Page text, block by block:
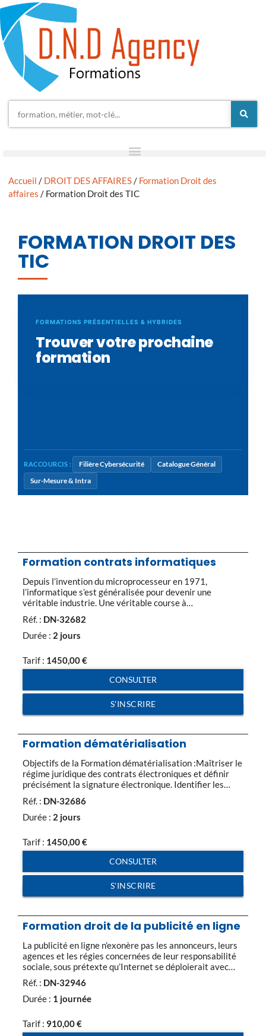
Accueil / DROIT DES AFFAIRES/ Formation Droit des
affaires / Formation Droit des TIC
FORMATION DROIT DES
TIC
FORMATIONS PRÉSENTIELLES & HYBRIDES
Trouver votre prochaine
formation
RACCOURCIS : Filière Cybersécurité
Catalogue Général
Sur-Mesure & Intra
Formation contrats informatiques
Depuis l’invention du microprocesseur en 1971,
l’informatique s’est généralisée pour devenir une
véritable industrie. Une véritable course à
matérielles que logicielles a alors commencé. Le droit
contractuel n’est pas resté en marge de ces évolutions,
existent actuellement en témoigne. La phase
précontractuelle […]
Réf. : DN-32682
Durée : 2 jours
Tarif : 1450,00€
CONSULTER
S'INSCRIRE
Formation dématérialisation
Objectifs de la Formation dématérialisation :Maîtriser le
régime juridique des contrats électroniques et définir
précisément la signature électronique. Identifier les
électroniques. Mettre en place une politique cohérente
d’archivage électronique pour les contrats et les
dématérialisation. Sécuriser juridiquement la
dématérialisation des contrats et des documents Cerner
Réf. : DN-32686
Durée : 2 jours
Tarif : 1450,00€
CONSULTER
S'INSCRIRE
Formation droit de la publicité en ligne
La publicité en ligne n’exonère pas les annonceurs, leurs
agences et les régies concernées de leur responsabilité
sociale, sous prétexte qu’Internet se déploierait avec
loi sur l’économie numérique du 21 juin 2004 édicte que
toute publicité sur Internet doit pouvoir être clairement
Réf. : DN-32946
Durée : 1 journée
Tarif : 910,00€